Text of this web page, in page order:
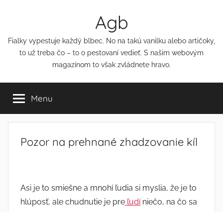
Agb
Fialky vypestuje každý blbec. No na takú vanilku alebo artičoky,
to už treba čo – to o pestovaní vedieť. S našim webovým
magazínom to však zvládnete hravo.
Menu
Pozor na prehnané zhadzovanie kíl
Asi je to smiešne a mnohí ľudia si myslia, že je to
hlúposť, ale chudnutie je pre ľudíniečo, na čo sa